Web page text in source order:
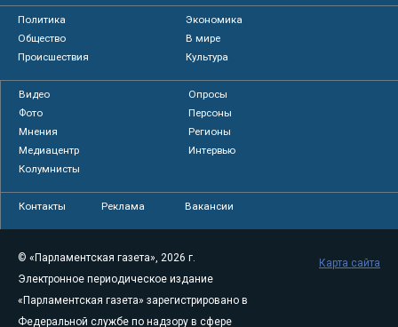
Политика
Экономика
Общество
В мире
Происшествия
Культура
Видео
Опросы
Фото
Персоны
Мнения
Регионы
Медиацентр
Интервью
Колумнисты
Контакты Реклама Вакансии
© «Парламентская газета», 2026 г.
Электронное периодическое издание
«Парламентская газета» зарегистрировано в
Федеральной службе по надзору в сфере
Карта сайта